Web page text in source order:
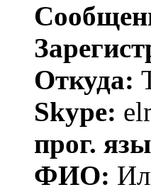
Откуда:
Skype:
прог.
ФИО: